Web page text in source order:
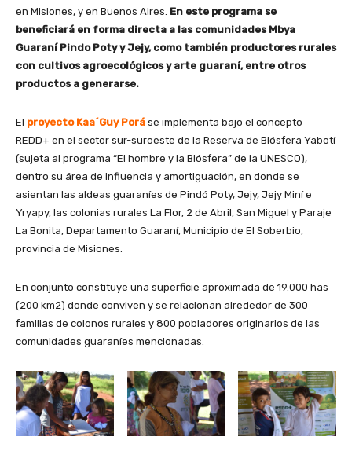
en Misiones, y en Buenos Aires. En este programa se
beneficiará en forma directa a las comunidades Mbya
Guaraní Pindo Poty y Jejy, como también productores rurales
con cultivos agroecológicos y arte guaraní, entre otros
productos a generarse.
El proyecto Kaa´Guy Porá se implementa bajo el concepto
REDD+ en el sector sur-suroeste de la Reserva de Biósfera Yabotí
(sujeta al programa “El hombre y la Biósfera” de la UNESCO),
dentro su área de influencia y amortiguación, en donde se
asientan las aldeas guaraníes de Pindó Poty, Jejy, Jejy Miní e
Yryapy, las colonias rurales La Flor, 2 de Abril, San Miguel y Paraje
La Bonita, Departamento Guaraní, Municipio de El Soberbio,
provincia de Misiones.
En conjunto constituye una superficie aproximada de 19.000 has
(200 km2) donde conviven y se relacionan alrededor de 300
familias de colonos rurales y 800 pobladores originarios de las
comunidades guaraníes mencionadas.